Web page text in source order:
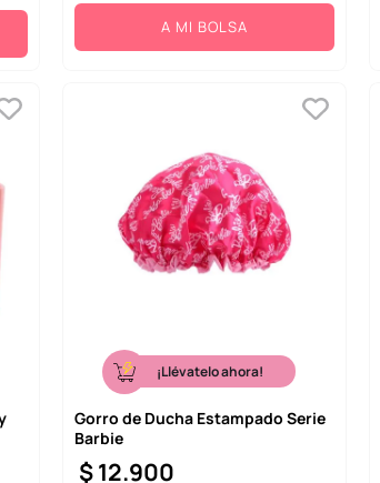
A MI BOLSA
¡Llévatelo ahora!
Gorro de Ducha Estampado Serie
Barbie
$12.900